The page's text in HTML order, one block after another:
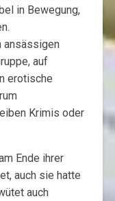
in Bewegung,
ansässigen
auf
erotische
Krimis oder
Ende ihrer
auch sie hatte
auch